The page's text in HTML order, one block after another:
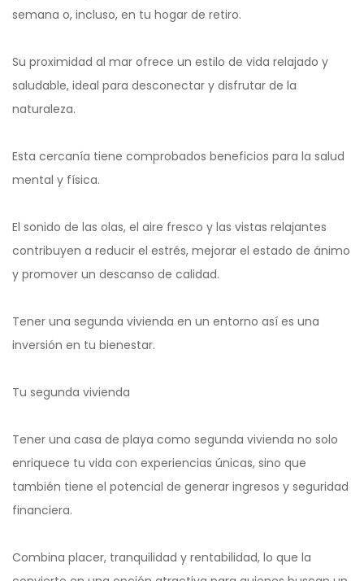
semana o, incluso, en tu hogar de retiro.
Su proximidad al mar ofrece un estilo de vida relajado y
saludable, ideal para desconectar y disfrutar de la
naturaleza.
Esta cercanía tiene comprobados beneficios para la salud
mental y física.
El sonido de las olas, el aire fresco y las vistas relajantes
contribuyen a reducir el estrés, mejorar el estado de ánimo
y promover un descanso de calidad.
Tener una segunda vivienda en un entorno así es una
inversión en tu bienestar.
Tu segunda vivienda
Tener una casa de playa como segunda vivienda no solo
enriquece tu vida con experiencias únicas, sino que
también tiene el potencial de generar ingresos y seguridad
financiera.
Combina placer, tranquilidad y rentabilidad, lo que la